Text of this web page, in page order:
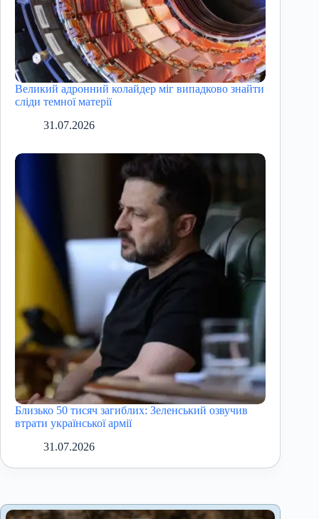
Великий адронний колайдер міг випадково знайти
сліди темної матерії
31.07.2026
Близько 50 тисяч загиблих: Зеленський озвучив
втрати української армії
31.07.2026